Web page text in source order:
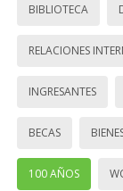
BIBLIOTECA
RELACIONES
INGRESANTES
BECAS
100 AÑOS